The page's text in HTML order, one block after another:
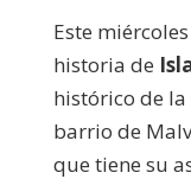
Este
historia de
histórico de
barrio de
que tiene su